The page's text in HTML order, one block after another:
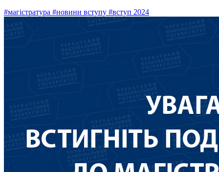
#магістратура #новини вступу #вступ 2024